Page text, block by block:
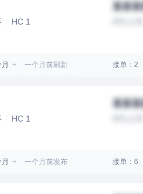
HC 1
某某
一个月前刷新 接单：2
HC 1
某某
一个月前发布 接单：6